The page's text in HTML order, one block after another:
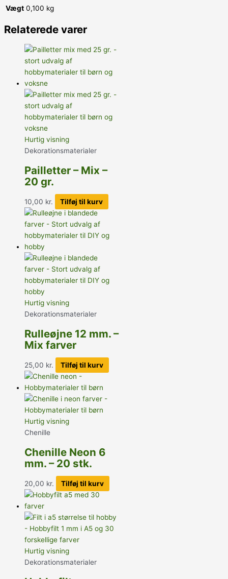
Vægt 0,100 kg
Relaterede varer
Hurtig visning
Dekorationsmaterialer
Pailletter – Mix –
20 gr.
10,00 kr. Tilføj til kurv
Hurtig visning
Dekorationsmaterialer
Rulleøjne 12 mm. –
Mix farver
25,00 kr. Tilføj til kurv
Hurtig visning
Chenille
Chenille Neon 6
mm. – 20 stk.
20,00 kr. Tilføj til kurv
Hurtig visning
Dekorationsmaterialer